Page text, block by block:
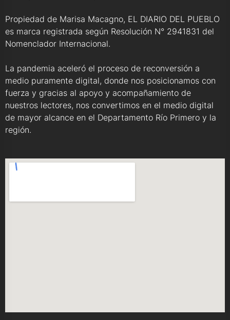
Propiedad de Marisa Macagno, EL DIARIO DEL PUEBLO
es marca registrada según Resolución N° 2941831 del
Nomenclador Internacional.
La pandemia aceleró el proceso de reconversión a
medio puramente digital, donde nos posicionamos con
fuerza y gracias al apoyo y acompañamiento de
nuestros lectores, nos convertimos en el medio digital
de mayor alcance en el Departamento Río Primero y la
región.